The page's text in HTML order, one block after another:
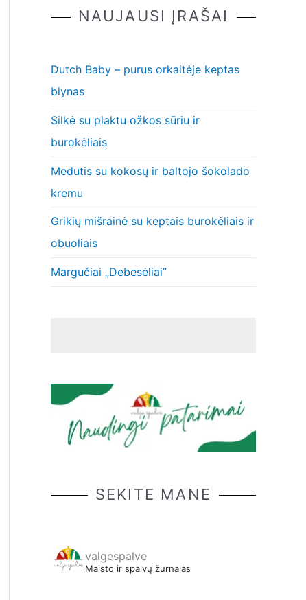
NAUJAUSI ĮRAŠAI
Dutch Baby – purus orkaitėje keptas
blynas
Silkė su plaktu ožkos sūriu ir
burokėliais
Medutis su kokosų ir baltojo šokolado
kremu
Grikių mišrainė su keptais burokėliais ir
obuoliais
Margučiai „Debesėliai”
SEKITE MANE
valgespalve
Maisto ir spalvų žurnalas